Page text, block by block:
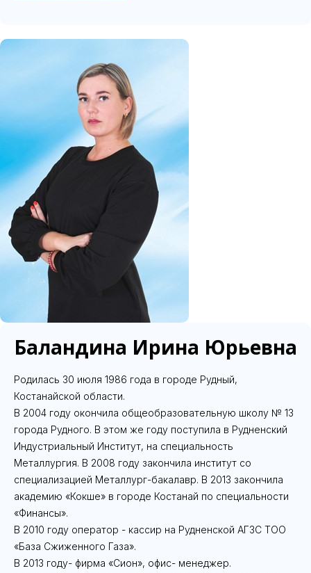
Баландина Ирина Юрьевна
Родилась 30 июля 1986 года в городе Рудный,
Костанайской области.
В 2004 году окончила общеобразовательную школу № 13
города Рудного. В этом же году поступила в Рудненский
Индустриальный Институт, на специальность
Металлургия. В 2008 году закончила институт со
специализацией Металлург-бакалавр. В 2013 закончила
академию «Кокше» в городе Костанай по специальности
«Финансы».
В 2010 году оператор - кассир на Рудненской АГЗС ТОО
«База Сжиженного Газа».
В 2013 году- фирма «Сион», офис- менеджер.